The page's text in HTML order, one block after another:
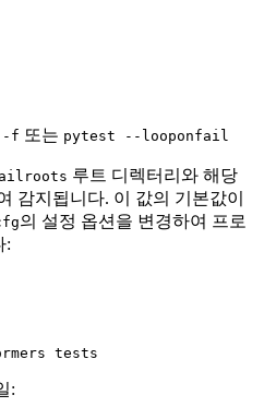
-f 또는 pytest --looponfail
루트 디렉터리와 해당
감지됩니다. 이 값의 기본값이
의 설정 옵션을 변경하여 프로
:
tests
: